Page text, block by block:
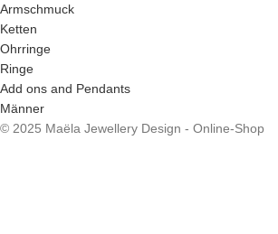
Armschmuck
Ketten
Ohrringe
Ringe
Add ons and Pendants
Männer
© 2025 Maëla Jewellery Design - Online-Shop